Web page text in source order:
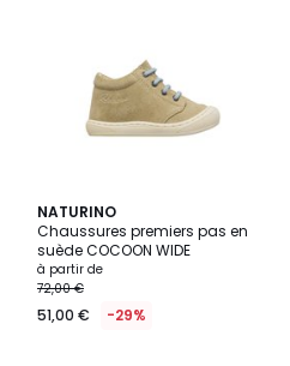
NATURINO
Chaussures premiers pas en
suède COCOON WIDE
à partir de
72,00 €
51,00 € -29%
2
Couleurs